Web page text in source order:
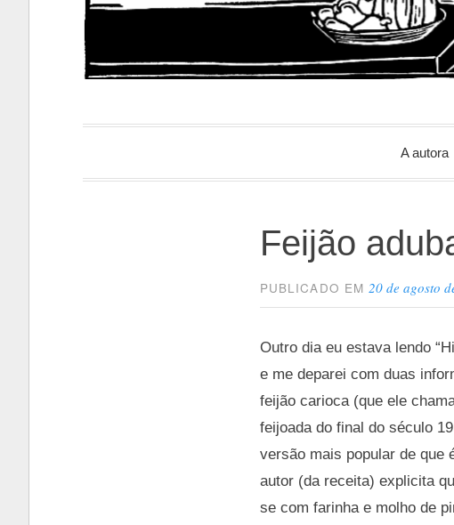
PapacapimA autora
Feijão
PUBLICADO EM20 de agosto
Outro dia eu estava lendo
e me deparei com duas
feijão carioca (que ele
feijoada do final do século
versão mais popular de que
autor (da receita) explicita
se com farinha e molho de